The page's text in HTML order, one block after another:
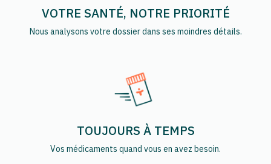
VOTRE SANTÉ, NOTRE PRIORITÉ
Nous analysons votre dossier dans ses moindres détails.
TOUJOURS À TEMPS
Vos médicaments quand vous en avez besoin.